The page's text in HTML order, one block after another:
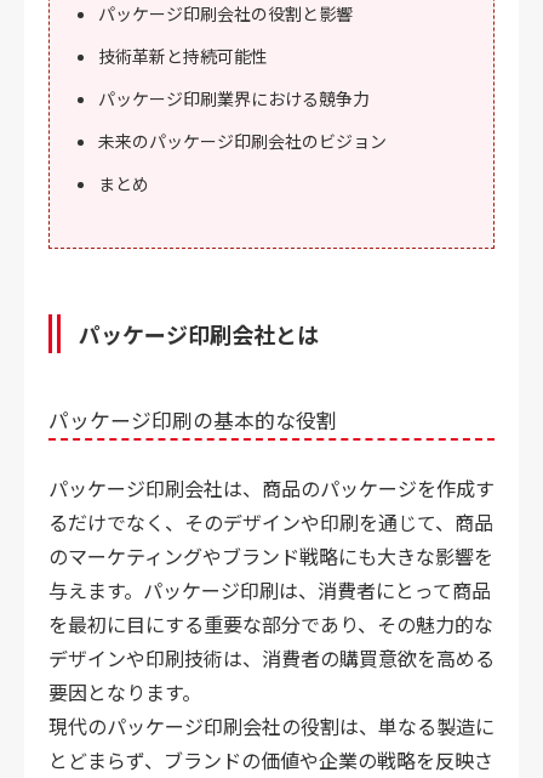
パッケージ印刷会社の役割と影響
技術革新と持続可能性
パッケージ印刷業界における競争力
未来のパッケージ印刷会社のビジョン
まとめ
パッケージ印刷会社とは
パッケージ印刷の基本的な役割
パッケージ印刷会社は、商品のパッケージを作成す
るだけでなく、そのデザインや印刷を通じて、商品
のマーケティングやブランド戦略にも大きな影響を
与えます。パッケージ印刷は、消費者にとって商品
を最初に目にする重要な部分であり、その魅力的な
デザインや印刷技術は、消費者の購買意欲を高める
要因となります。
現代のパッケージ印刷会社の役割は、単なる製造に
とどまらず、ブランドの価値や企業の戦略を反映さ